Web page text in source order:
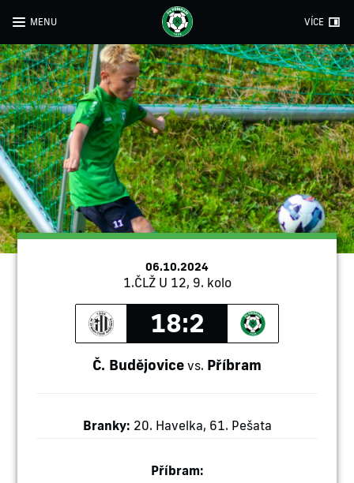
MENU VÍCE
06.10.2024
1.ČLŽ U 12, 9. kolo
18:2
Č. Budějovice vs. Příbram
Branky: 20. Havelka, 61. Pešata
Příbram: